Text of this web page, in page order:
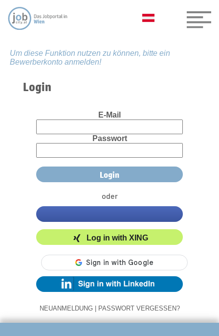
Um diese Funktion nutzen zu können, bitte ein
Bewerberkonto anmelden!
Login
E-Mail
Passwort
oder
Log in with XING
NEUANMELDUNG | PASSWORT VERGESSEN?